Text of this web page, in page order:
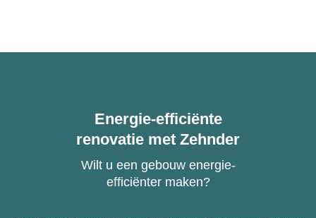
Energie-efficiënte
renovatie met Zehnder
Wilt u een gebouw energie-
efficiënter maken?